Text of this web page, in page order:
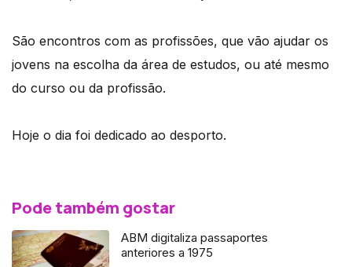
São encontros com as profissões, que vão ajudar os
jovens na escolha da área de estudos, ou até mesmo
do curso ou da profissão.
Hoje o dia foi dedicado ao desporto.
Pode também gostar
ABM digitaliza passaportes
anteriores a 1975